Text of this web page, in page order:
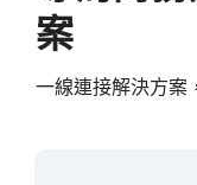
案
一線連接解決方案